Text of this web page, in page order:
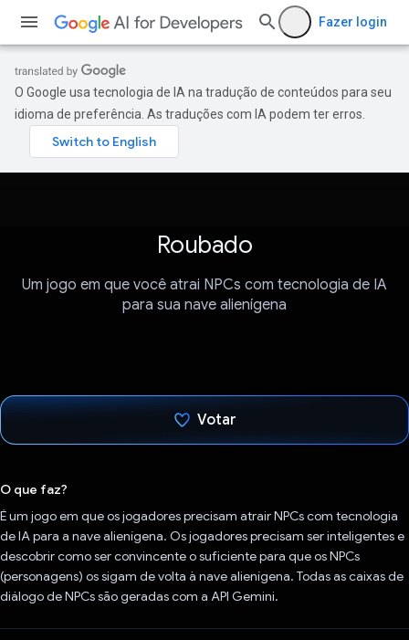
Fazer login
O Google usa tecnologia de IA na tradução de conteúdos para seu
idioma de preferência. As traduções com IA podem ter erros.
Roubado
Um jogo em que você atrai NPCs com tecnologia de IA
para sua nave alienígena
Votar
O que faz?
É um jogo em que os jogadores precisam atrair NPCs com tecnologia
de IA para a nave alienígena. Os jogadores precisam ser inteligentes e
descobrir como ser convincente o suficiente para que os NPCs
(personagens) os sigam de volta à nave alienígena. Todas as caixas de
diálogo de NPCs são geradas com a API Gemini.